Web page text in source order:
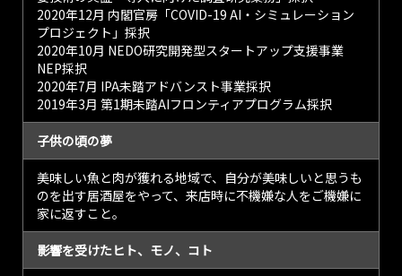
2020年12月 内閣官房「COVID-19 AI・シミュレーション
プロジェクト」採択
2020年10月 NEDO研究開発型スタートアップ支援事業
NEP採択
2020年7月 IPA未踏アドバンスト事業採択
2019年3月 第1期未踏AIフロンティアプログラム採択
子供の頃の夢
美味しい魚と肉が獲れる地域で、自分が美味しいと思うも
のを出す居酒屋をやって、来店時に不機嫌な人をご機嫌に
家に返すこと。
影響を受けたヒト、モノ、コト